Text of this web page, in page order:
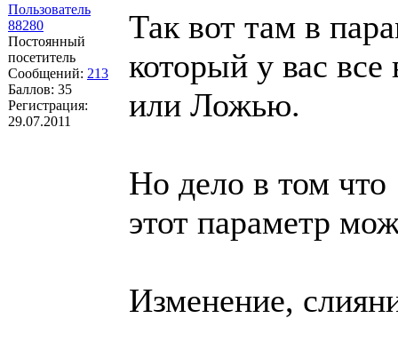
Пользователь
88280
Постоянный
посетитель
Сообщений: 213
Баллов: 35
Регистрация:
29.07.2011
Так вот там в
который у вас
или Ложью.
Но дело в том
этот параметр
Изменение,